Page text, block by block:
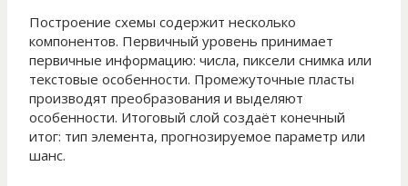
Построение схемы содержит несколько
компонентов. Первичный уровень принимает
первичные информацию: числа, пиксели снимка или
текстовые особенности. Промежуточные пласты
производят преобразования и выделяют
особенности. Итоговый слой создаёт конечный
итог: тип элемента, прогнозируемое параметр или
шанс.